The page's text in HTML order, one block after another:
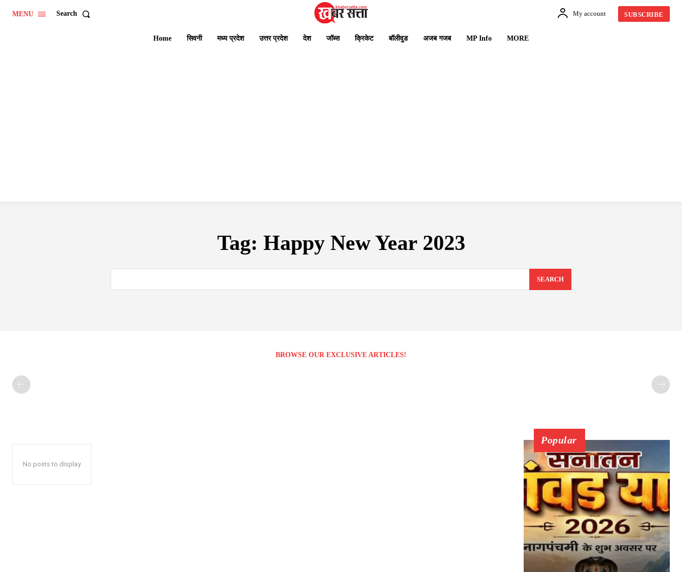
MENU Search My account SUBSCRIBE
Home सिवनी मध्य प्रदेश उत्तर प्रदेश देश जॉब्स क्रिकेट बॉलीवुड अजब गजब MP Info MORE
Tag: Happy New Year 2023
SEARCH
BROWSE OUR EXCLUSIVE ARTICLES!
No posts to display
Popular